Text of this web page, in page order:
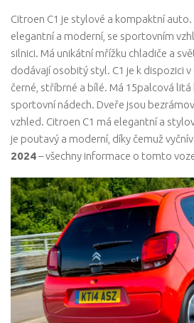
Citroen C1 je stylové a kompaktní auto.
elegantní a moderní, se sportovním
silnici. Má unikátní mřížku chladiče a
dodávají osobitý styl. C1 je k dispozici
černé, stříbrné a bílé. Má 15palcová
sportovní nádech. Dveře jsou
vzhled. Citroen C1 má elegantní a
je poutavý a moderní, díky čemuž
2024– všechny informace o tomto